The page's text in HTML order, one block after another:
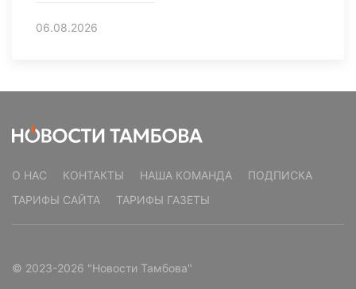
06.08.2026
О НАС КОНТАКТЫ НАША КОМАНДА
ПОДПИСКА
ТАРИФЫ САЙТА
ТАРИФЫ ГАЗЕТЫ
© 2023-2026 "Новости Тамбова"